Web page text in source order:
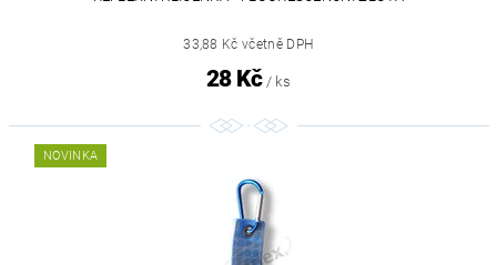
33,88 Kč včetně DPH
28 Kč / ks
NOVINKA